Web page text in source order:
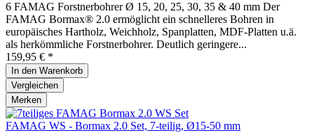
6 FAMAG Forstnerbohrer Ø 15, 20, 25, 30, 35 & 40 mm Der
FAMAG Bormax® 2.0 ermöglicht ein schnelleres Bohren in
europäisches Hartholz, Weichholz, Spanplatten, MDF-Platten u.ä.
als herkömmliche Forstnerbohrer. Deutlich geringere...
159,95 € *
In den Warenkorb
Vergleichen
Merken
FAMAG WS - Bormax 2.0 Set, 7-teilig, Ø15-50 mm